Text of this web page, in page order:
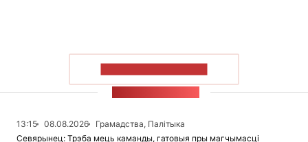
13:15 08.08.2026
Грамадства, Палітыка
Севярынец: Трэба мець каманды, гатовыя пры магчымасці